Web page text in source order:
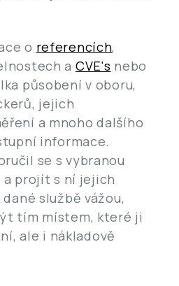
o referencích,
a CVE's nebo
působení v oboru,
jejich
a mnoho dalšího
informace.
se s vybranou
projít s ní jejich
službě vážou,
tím místem, které ji
ale i nákladově